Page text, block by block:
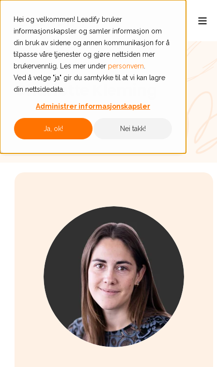
Hei og velkommen! Leadify bruker
informasjonskapsler og samler informasjon om
din bruk av sidene og annen kommunikasjon for å
tilpasse våre tjenester og gjøre nettsiden mer
brukervennlig. Les mer under personvern
Ved å velge "ja" gir du samtykke til at vi kan lagre
din nettsidedata.
Administrer informasjonskapsler
Ja, ok! Nei takk!
Charlotte Kleming